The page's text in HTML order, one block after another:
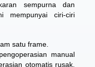
sempurna dan
mempunyai ciri-ciri
satu frame.
manual
otomatis rusak,